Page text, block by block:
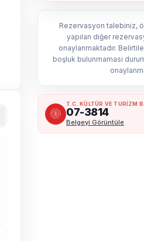
Rezervasyon talebiniz,
yapılan diğer
onaylanmaktadır.
boşluk bulunmaması
T.C. KÜLTÜR VE TURİZM
07-3814
Belgeyi Görüntüle